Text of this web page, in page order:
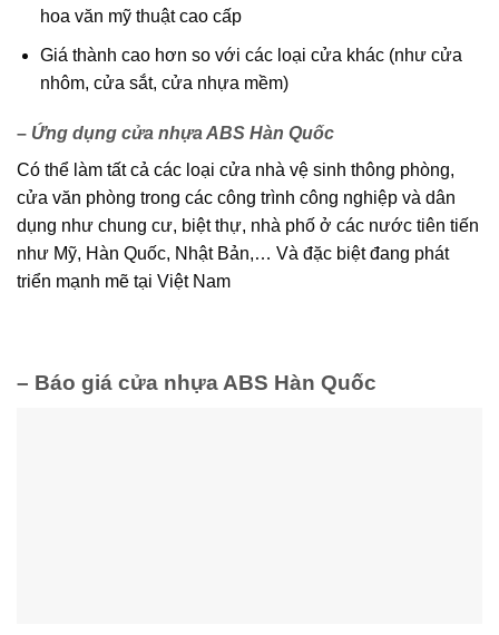
hoa văn mỹ thuật cao cấp
Giá thành cao hơn so với các loại cửa khác (như cửa
nhôm, cửa sắt, cửa nhựa mềm)
– Ứng dụng cửa nhựa ABS Hàn Quốc
Có thể làm tất cả các loại cửa nhà vệ sinh thông phòng,
cửa văn phòng trong các công trình công nghiệp và dân
dụng như chung cư, biệt thự, nhà phố ở các nước tiên tiến
như Mỹ, Hàn Quốc, Nhật Bản,… Và đặc biệt đang phát
triển mạnh mẽ tại Việt Nam
– Báo giá cửa nhựa ABS Hàn Quốc